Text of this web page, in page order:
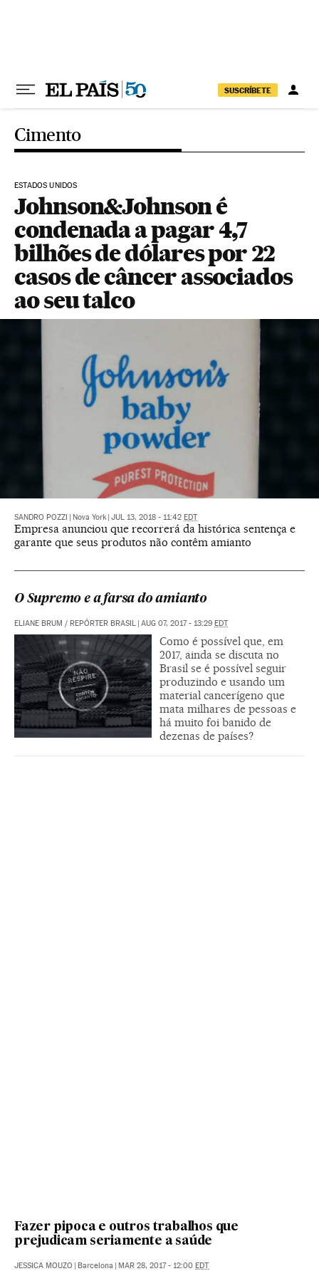
SUSCRÍBETE
Cimento
ESTADOS UNIDOS
Johnson&Johnson é
condenada a pagar 4,7
bilhões de dólares por 22
casos de câncer associados
ao seu talco
SANDRO POZZI Nova York JUL 13, 2018 - 11:42 EDT
Empresa anunciou que recorrerá da histórica sentença e
garante que seus produtos não contêm amianto
O Supremo e a farsa do amianto
ELIANE BRUM / REPÓRTER BRASIL AUG 07, 2017 - 13:29 EDT
Como é possível que, em
2017, ainda se discuta no
Brasil se é possível seguir
produzindo e usando um
material cancerígeno que
mata milhares de pessoas e
há muito foi banido de
dezenas de países?
Fazer pipoca e outros trabalhos que
prejudicam seriamente a saúde
JESSICA MOUZO Barcelona MAR 28, 2017 - 12:00 EDT